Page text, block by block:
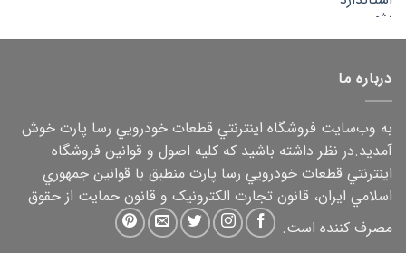
درباره ما
به وب‌سايت فروشگاه اينترنتي قطعات خودرويي رسا پارت خوش
آمديد.در نظر داشته باشيد که کليه اصول و قوانين فروشگاه
اينترنتي قطعات خودرويي رسا پارت منطبق با قوانين جمهوري
اسلامي ايران، قانون تجارت الکترونيک و قانون حمايت از حقوق
مصرف کننده است.